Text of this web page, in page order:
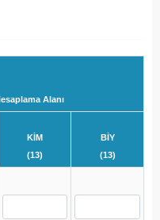
Alanı
KİM
(13)
BİY
(13)